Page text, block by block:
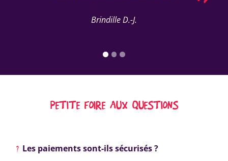
Brindille D.-J.
PETITE FOIRE AUX QUESTIONS
Les paiements sont-ils sécurisés ?